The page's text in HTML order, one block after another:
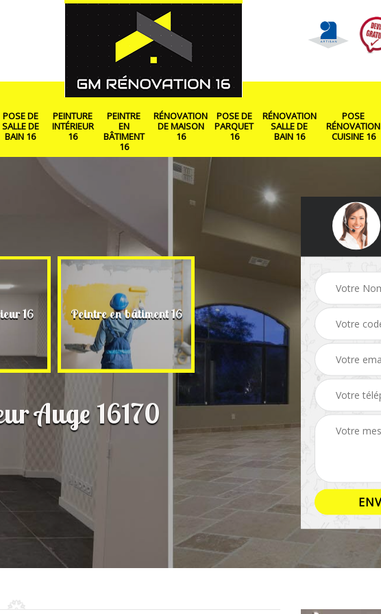
POSE DE
SALLE DE
BAIN 16
PEINTURE
INTÉRIEUR
16
PEINTRE
EN
BÂTIMENT
16
RÉNOVATION
DE MAISON
16
POSE DE
PARQUET
16
RÉNOVATION
SALLE DE
BAIN 16
POSE
RÉNOVATION
CUISINE 16
16 Peintre en bâtiment 16 Rénovation de maison
16
Auge 16170